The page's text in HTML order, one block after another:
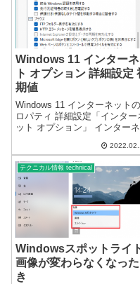
Windows 11 インターネ
ト オプション 詳細設定
期値
Windows 11 インターネット
ロパティ 詳細設定「インター
ット オプション」 インターネ
値（初期値）です。【注意】
細設定を復元 をクリックする
変更されます。Windows11 イ
ターネットの...
テクニカル情報 technical
Windowsスポットライ
画像が変わらなくなった
き